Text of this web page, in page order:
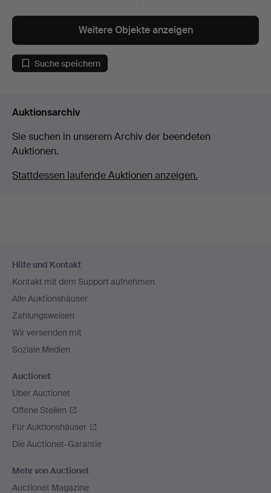
Weitere Objekte anzeigen
Suche speichern
Auktionsarchiv
Sie suchen in unserem Archiv der beendeten
Auktionen.
Stattdessen laufende Auktionen anzeigen.
Navigation
Hilfe und Kontakt
Kontakt mit dem Support aufnehmen
Alle Auktionshäuser
Zahlungsweisen
Wir versenden mit
Soziale Medien
Auctionet
Über Auctionet
Offene Stellen
Für Auktionshäuser
Die Auctionet-Garantie
Mehr von Auctionet
Auctionet Magazine